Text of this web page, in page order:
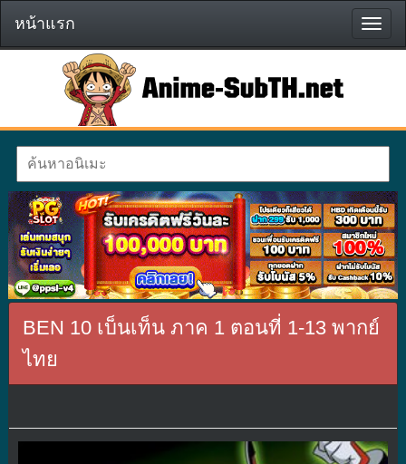
หน้า
แรก
หน้าแรก
BEN 10 เบ็นเท็น ภาค 1 ตอนที่ 1-13 พากย์
ไทย